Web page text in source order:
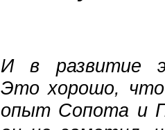
И в развитие
Это хорошо,
опыт Сопота и